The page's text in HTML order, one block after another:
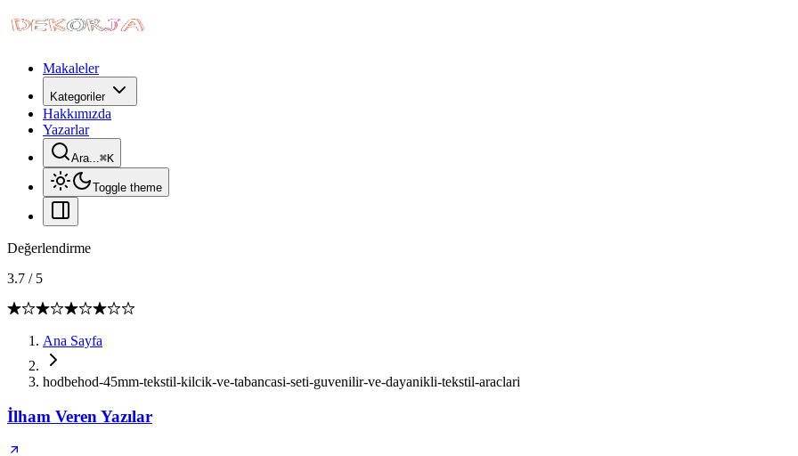
Makaleler
Kategoriler
Hakkımızda
Yazarlar
Ara...⌘K
Toggle theme
Değerlendirme
3.7 / 5
Ana Sayfa
hodbehod-45mm-tekstil-kilcik-ve-tabancasi-seti-guvenilir-ve-dayanikli-tekstil-araclari
İlham Veren Yazılar